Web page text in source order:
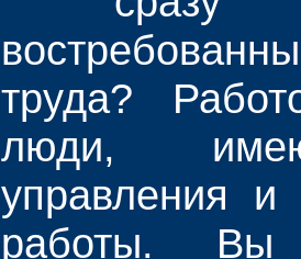
труда?
люди,
управления и
работы. Вы